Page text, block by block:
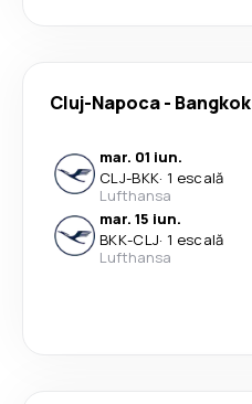
Cluj-Napoca- Bangkok
mar. 01 iun.
CLJ-BKK· 1 escală
Lufthansa
mar. 15 iun.
BKK-CLJ· 1 escală
Lufthansa